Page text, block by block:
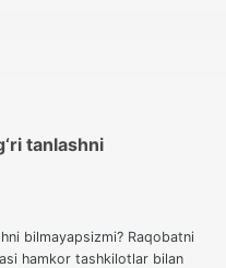
tanlashni
bilmayapsizmi? Raqobatni
hamkor tashkilotlar bilan